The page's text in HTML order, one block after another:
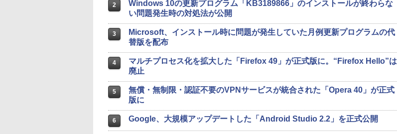
2
Windows 10の更新プログラム「KB3189866」のインストールが終わらな
い問題発生時の対処法が公開
3
Microsoft、インストール時に問題が発生していた月例更新プログラムの代
替版を配布
4
マルチプロセス化を拡大した「Firefox 49」が正式版に。“Firefox Hello”は
廃止
5
無償・無制限・認証不要のVPNサービスが統合された「Opera 40」が正式
版に
6 Google、大規模アップデートした「Android Studio 2.2」を正式公開